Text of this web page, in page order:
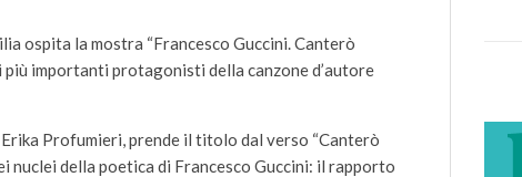
ospita la mostra “Francesco Guccini. Canterò
importanti protagonisti della canzone d’autore
Profumieri, prende il titolo dal verso “Canterò
nuclei della poetica di Francesco Guccini: il rapporto